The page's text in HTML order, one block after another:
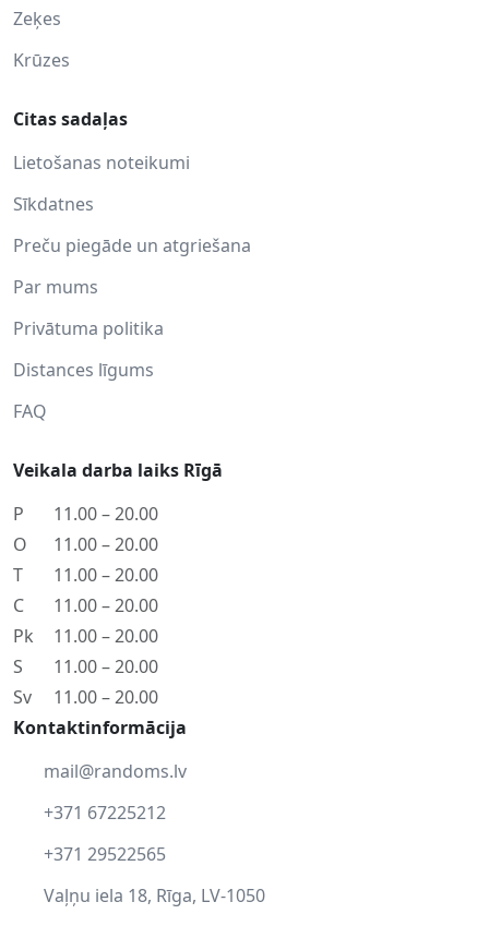
Zeķes
Krūzes
Citas sadaļas
Lietošanas noteikumi
Sīkdatnes
Preču piegāde un atgriešana
Par mums
Privātuma politika
Distances līgums
FAQ
Veikala darba laiks Rīgā
P
11.00 – 20.00
O
11.00 – 20.00
T
11.00 – 20.00
C
11.00 – 20.00
Pk
11.00 – 20.00
S
11.00 – 20.00
Sv
11.00 – 20.00
Kontaktinformācija
mail@randoms.lv
+371 67225212
+371 29522565
Vaļņu iela 18, Rīga, LV-1050